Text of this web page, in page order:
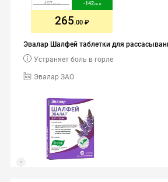
Эвалар Шалфей таблетки для
Эвалар ЗАО
Устраняет боль в горле
407.00 -142.00
265.00